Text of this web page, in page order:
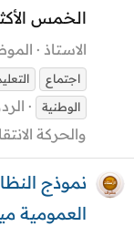
الخمس
الاستاذ
اجتماع
الوطنية
والحركة
نموذج
العمومية